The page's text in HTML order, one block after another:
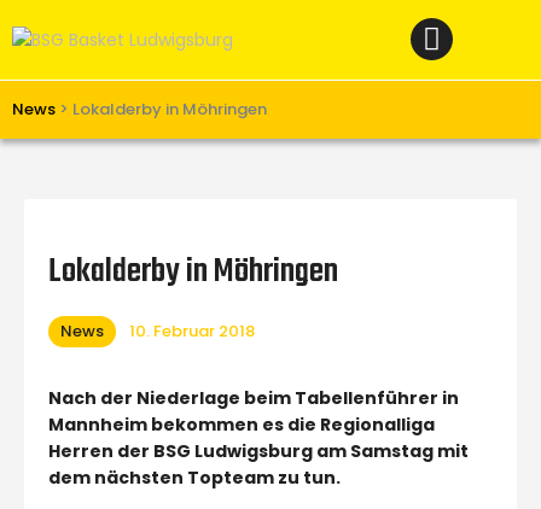
News > Lokalderby in Möhringen
Verein
Unterstützen
Links
Lokalderby in Möhringen
News 10. Februar 2018
Nach der Niederlage beim Tabellenführer in
Mannheim bekommen es die Regionalliga
Herren der BSG Ludwigsburg am Samstag mit
dem nächsten Topteam zu tun.